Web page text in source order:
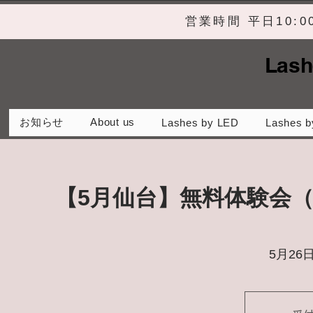
営業時間 平日
お知らせ About us Lashes by LED Lashes
【5月仙台】無料体験会
5月26